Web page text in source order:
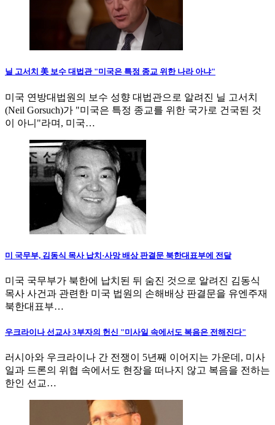
닐 고서치 美 보수 대법관 "미국은 특정 종교 위한 나라 아냐"
미국 연방대법원의 보수 성향 대법관으로 알려진 닐 고서치
(Neil Gorsuch)가 "미국은 특정 종교를 위한 국가로 건국된 것
이 아니"라며, 미국…
미 국무부, 김동식 목사 납치·사망 배상 판결문 북한대표부에 전달
미국 국무부가 북한에 납치된 뒤 숨진 것으로 알려진 김동식
목사 사건과 관련한 미국 법원의 손해배상 판결문을 유엔주재
북한대표부…
우크라이나 선교사 3부자의 헌신 "미사일 속에서도 복음은 전해진다"
러시아와 우크라이나 간 전쟁이 5년째 이어지는 가운데, 미사
일과 드론의 위협 속에서도 현장을 떠나지 않고 복음을 전하는
한인 선교…